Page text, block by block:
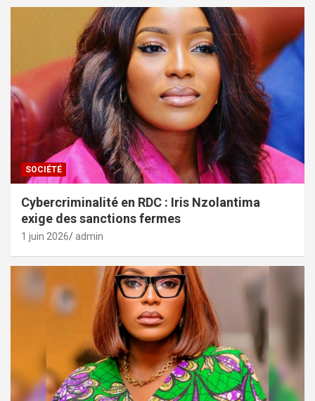
SOCIÉTÉ
Cybercriminalité en RDC : Iris Nzolantima
exige des sanctions fermes
1 juin 2026 admin